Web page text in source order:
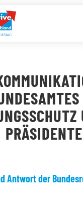
Antwort der